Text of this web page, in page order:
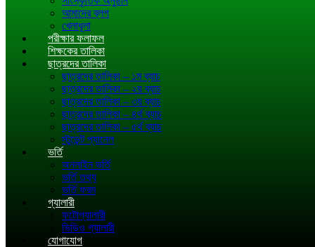
আমাদের ব্লগ
খেলাধূলা
পরীক্ষার ফলাফল
শিক্ষকের তালিকা
ছাত্রদের তালিকা
ছাত্রদের তালিকা – ১ম ব্যাচ
ছাত্রদের তালিকা – ২য় ব্যাচ
ছাত্রদের তালিকা – ৩য় ব্যাচ
ছাত্রদের তালিকা – ৪র্থ ব্যাচ
ছাত্রদের তালিকা – ৫র্থ ব্যাচ
স্টুডেন্ট প্যানেল
ভর্তি
অনলাইন ভর্তি
ভর্তি তথ্য
ভর্তি ফরম
গ্যালারী
ফটোগ্যালারী
ভিডিও গ্যালারী
যোগাযোগ